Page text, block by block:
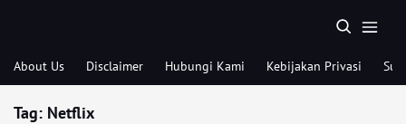
About Us Disclaimer Hubungi Kami Kebijakan Privasi
Tag: Netflix